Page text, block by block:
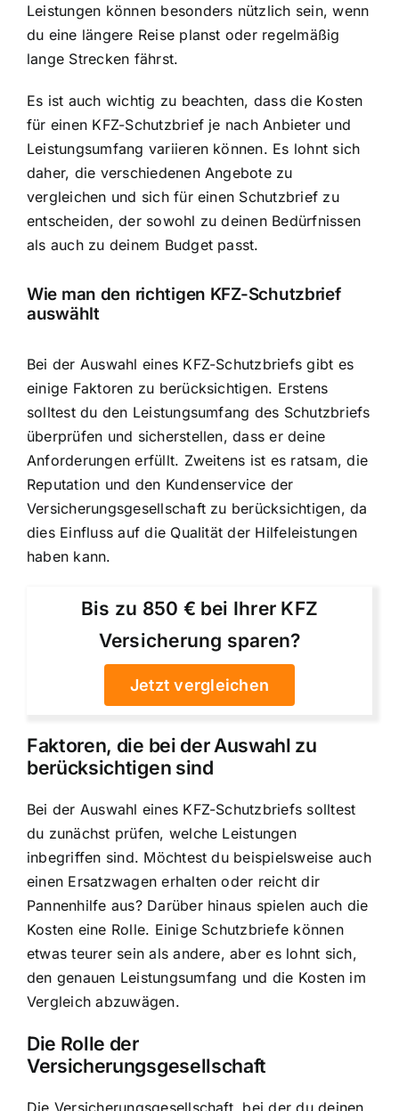
Leistungen können besonders nützlich sein, wenn
du eine längere Reise planst oder regelmäßig
lange Strecken fährst.
Es ist auch wichtig zu beachten, dass die Kosten
für einen KFZ-Schutzbrief je nach Anbieter und
Leistungsumfang variieren können. Es lohnt sich
daher, die verschiedenen Angebote zu
vergleichen und sich für einen Schutzbrief zu
entscheiden, der sowohl zu deinen Bedürfnissen
als auch zu deinem Budget passt.
Wie man den richtigen KFZ-Schutzbrief
auswählt
Bei der Auswahl eines KFZ-Schutzbriefs gibt es
einige Faktoren zu berücksichtigen. Erstens
solltest du den Leistungsumfang des Schutzbriefs
überprüfen und sicherstellen, dass er deine
Anforderungen erfüllt. Zweitens ist es ratsam, die
Reputation und den Kundenservice der
Versicherungsgesellschaft zu berücksichtigen, da
dies Einfluss auf die Qualität der Hilfeleistungen
haben kann.
Bis zu 850 € bei Ihrer KFZ
Versicherung sparen?
Jetzt vergleichen
Faktoren, die bei der Auswahl zu
berücksichtigen sind
Bei der Auswahl eines KFZ-Schutzbriefs solltest
du zunächst prüfen, welche Leistungen
inbegriffen sind. Möchtest du beispielsweise auch
einen Ersatzwagen erhalten oder reicht dir
Pannenhilfe aus? Darüber hinaus spielen auch die
Kosten eine Rolle. Einige Schutzbriefe können
etwas teurer sein als andere, aber es lohnt sich,
den genauen Leistungsumfang und die Kosten im
Vergleich abzuwägen.
Die Rolle der
Versicherungsgesellschaft